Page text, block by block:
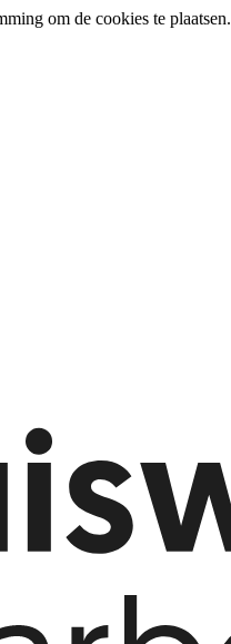
om de cookies te plaatsen.